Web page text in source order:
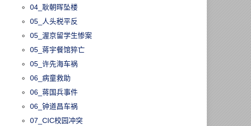
04_耿朝晖坠楼
05_人头税平反
05_渥京留学生惨案
05_蒋宇餐馆猝亡
05_许先海车祸
06_病童救助
06_蒋国兵事件
06_钟道昌车祸
07_CIC校园冲突